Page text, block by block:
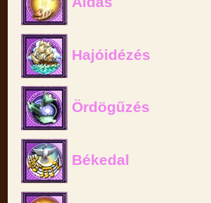
Hajóidézés
Ördögűzés
Békedal